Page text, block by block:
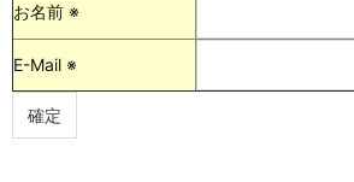
お名前 ※
E-Mail ※